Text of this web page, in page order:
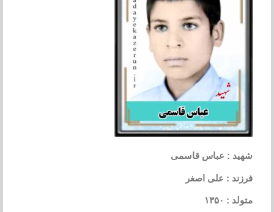
شهید : عباس قاسمی
فرزند : علی اصغر
متولد : ۱۳۵۰